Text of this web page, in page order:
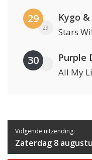
29
29
Kygo
Stars
30
All My
Volgende uitzending:
Zaterdag 8